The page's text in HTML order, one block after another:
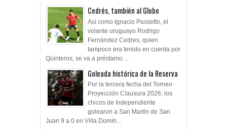
Cedrés, también al Globo
Así como Ignacio Pussetto, el
volante uruguayo Rodrigo
Fernández Cedres, quien
tampoco era tenido en cuenta por
Quinteros, se va a préstamo ...
Goleada histórica de la Reserva
Por la tercera fecha del Torneo
Proyección Clausura 2026, los
chicos de Independiente
golearon a San Martín de San
Juan 9 a 0 en Villa Domín...